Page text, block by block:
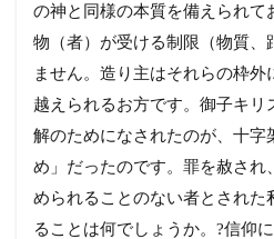
の神と同様の本質を備えられて
物（者）が受ける制限（物質、
ません。造り主はそれらの枠
越えられるお方です。御子キリ
解のためになされたのが、十字
め」だったのです。罪を赦され
められることのない者とされた
ることは何でしょうか。?信仰